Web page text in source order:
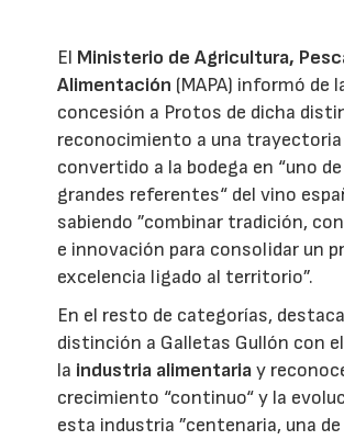
El Ministerio de Agricultura,
Alimentación (MAPA) informó de
concesión a Protos de dicha
reconocimiento a una trayectoria
convertido a la bodega en “uno
grandes referentes“ del vino
sabiendo ”combinar tradición,
e innovación para consolidar un
excelencia ligado al territorio”.
En el resto de categorías,
distinción a Galletas Gullón con
la industria alimentariay
crecimiento “continuo“ y la
esta industria ”centenaria, una de